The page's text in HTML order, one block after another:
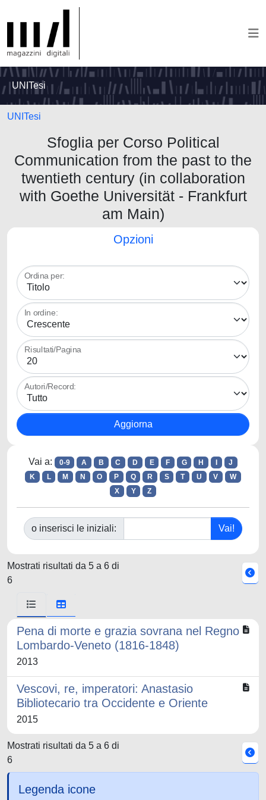
UNITesi
UNITesi
Sfoglia per Corso Political
Communication from the past to the
twentieth century (in collaboration
with Goethe Universität - Frankfurt
am Main)
Opzioni
Ordina per:
In ordine:
Risultati/Pagina
Autori/Record:
Vai a: 0-9 A B C D E F G H
J
K
L M N O P Q R S T U V
W
X
Y Z
o inserisci le iniziali:
Mostrati risultati da 5 a 6 di
6
Pena di morte e grazia sovrana nel Regno
Lombardo-Veneto (1816-1848)
2013
Vescovi, re, imperatori: Anastasio
Bibliotecario tra Occidente e Oriente
2015
Mostrati risultati da 5 a 6 di
6
Legenda icone